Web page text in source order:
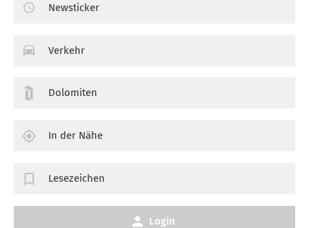
Newsticker
Verkehr
Dolomiten
In der Nähe
Lesezeichen
Login